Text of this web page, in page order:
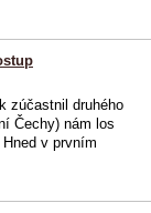
zúčastnil druhého
Čechy) nám los
v prvním